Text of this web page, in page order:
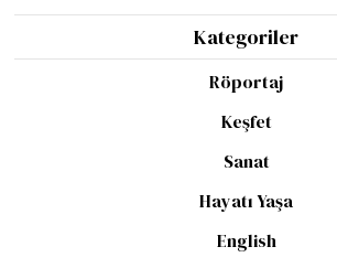
Kategoriler
Röportaj
Keşfet
Sanat
Hayatı Yaşa
English